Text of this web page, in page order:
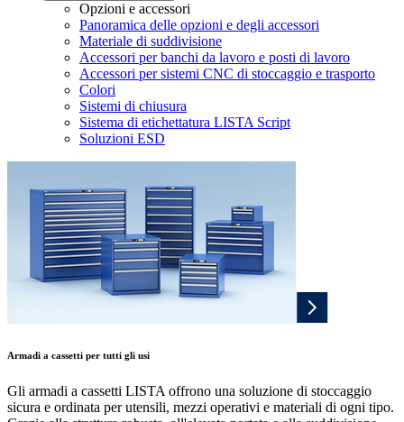
Opzioni e accessori
Panoramica delle opzioni e degli accessori
Materiale di suddivisione
Accessori per banchi da lavoro e posti di lavoro
Accessori per sistemi CNC di stoccaggio e trasporto
Colori
Sistemi di chiusura
Sistema di etichettatura LISTA Script
Soluzioni ESD
Armadi a cassetti per tutti gli usi
Gli armadi a cassetti LISTA offrono una soluzione di stoccaggio
sicura e ordinata per utensili, mezzi operativi e materiali di ogni tipo.